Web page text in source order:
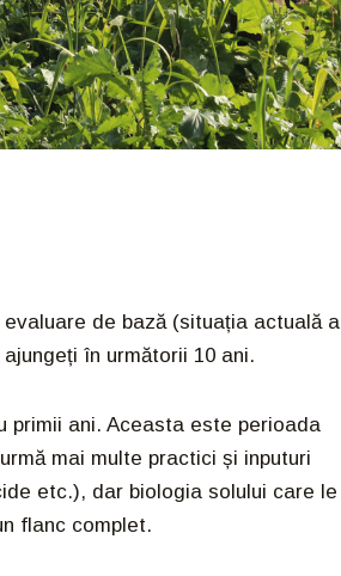
de bază (situația actuală a
în următorii 10 ani.
primii ani. Aceasta este perioada
mai multe practici și inputuri
etc.), dar biologia solului care le
flanc complet.